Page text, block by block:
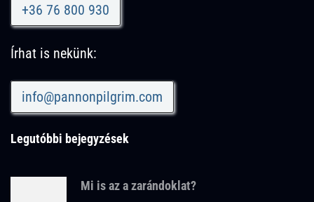
+36 76 800 930
Írhat is nekünk:
info@pannonpilgrim.com
Legutóbbi bejegyzések
Mi is az a zarándoklat?